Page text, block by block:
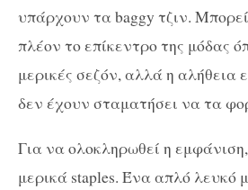
υπάρχουν τα baggy τζιν.
πλέον το επίκεντρο της μόδας
μερικές σεζόν, αλλά η αλήθεια
δεν έχουν σταματήσει να τα
Για να ολοκληρωθεί η
μερικά staples. Ένα απλό λευκό